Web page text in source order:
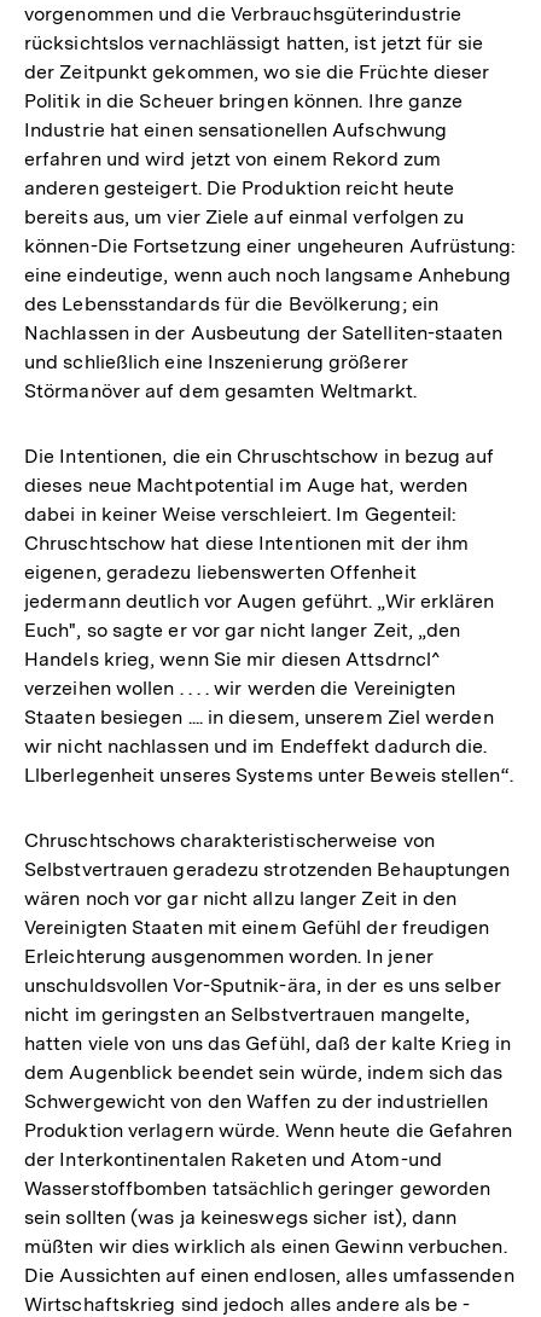
vorgenommen und die Verbrauchsgüterindustrie
rücksichtslos vernachlässigt hatten, ist jetzt für sie
der Zeitpunkt gekommen, wo sie die Früchte dieser
Politik in die Scheuer bringen können. Ihre ganze
Industrie hat einen sensationellen Aufschwung
erfahren und wird jetzt von einem Rekord zum
anderen gesteigert. Die Produktion reicht heute
bereits aus, um vier Ziele auf einmal verfolgen zu
können-Die Fortsetzung einer ungeheuren Aufrüstung:
eine eindeutige, wenn auch noch langsame Anhebung
des Lebensstandards für die Bevölkerung; ein
Nachlassen in der Ausbeutung der Satelliten-staaten
und schließlich eine Inszenierung größerer
Störmanöver auf dem gesamten Weltmarkt.
Die Intentionen, die ein Chruschtschow in bezug auf
dieses neue Machtpotential im Auge hat, werden
dabei in keiner Weise verschleiert. Im Gegenteil:
Chruschtschow hat diese Intentionen mit der ihm
eigenen, geradezu liebenswerten Offenheit
jedermann deutlich vor Augen geführt. „Wir erklären
Euch", so sagte er vor gar nicht langer Zeit, „den
Handels krieg, wenn Sie mir diesen Attsdrncl^
verzeihen wollen . . . . wir werden die Vereinigten
Staaten besiegen .... in diesem, unserem Ziel werden
wir nicht nachlassen und im Endeffekt dadurch die.
Llberlegenheit unseres Systems unter Beweis stellen“.
Chruschtschows charakteristischerweise von
Selbstvertrauen geradezu strotzenden Behauptungen
wären noch vor gar nicht allzu langer Zeit in den
Vereinigten Staaten mit einem Gefühl der freudigen
Erleichterung ausgenommen worden. In jener
unschuldsvollen Vor-Sputnik-ära, in der es uns selber
nicht im geringsten an Selbstvertrauen mangelte,
hatten viele von uns das Gefühl, daß der kalte Krieg in
dem Augenblick beendet sein würde, indem sich das
Schwergewicht von den Waffen zu der industriellen
Produktion verlagern würde. Wenn heute die Gefahren
der Interkontinentalen Raketen und Atom-und
Wasserstoffbomben tatsächlich geringer geworden
sein sollten (was ja keineswegs sicher ist), dann
müßten wir dies wirklich als einen Gewinn verbuchen.
Die Aussichten auf einen endlosen, alles umfassenden
Wirtschaftskrieg sind jedoch alles andere als be -